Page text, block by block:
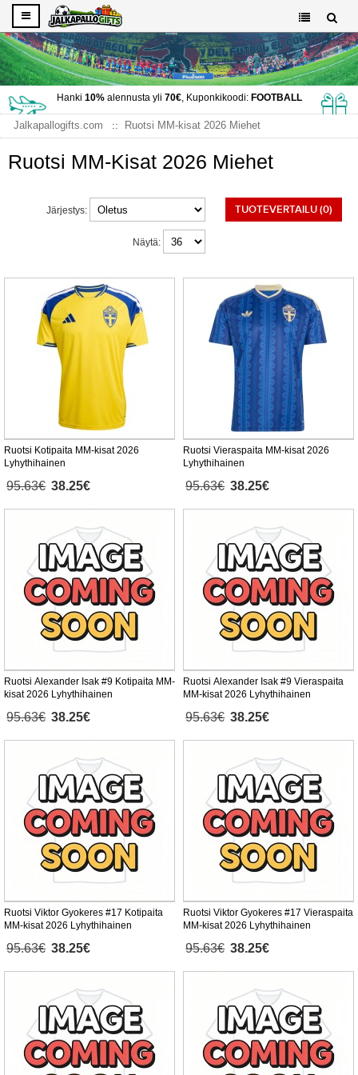
Hanki 10%alennusta yli 70€, Kuponkikoodi: FOOTBALL
Jalkapallogifts.com Ruotsi MM-kisat 2026 Miehet
Ruotsi MM-Kisat 2026 Miehet
TUOTEVERTAILU (0)
Järjestys:
Näytä:
Ruotsi Kotipaita MM-kisat 2026
Lyhythihainen
95.63€ 38.25€
Ruotsi Vieraspaita MM-kisat 2026
Lyhythihainen
95.63€ 38.25€
Ruotsi Alexander Isak #9 Kotipaita MM-
kisat 2026 Lyhythihainen
95.63€ 38.25€
Ruotsi Alexander Isak #9 Vieraspaita
MM-kisat 2026 Lyhythihainen
95.63€ 38.25€
Ruotsi Viktor Gyokeres #17 Kotipaita
MM-kisat 2026 Lyhythihainen
95.63€ 38.25€
Ruotsi Viktor Gyokeres #17 Vieraspaita
MM-kisat 2026 Lyhythihainen
95.63€ 38.25€